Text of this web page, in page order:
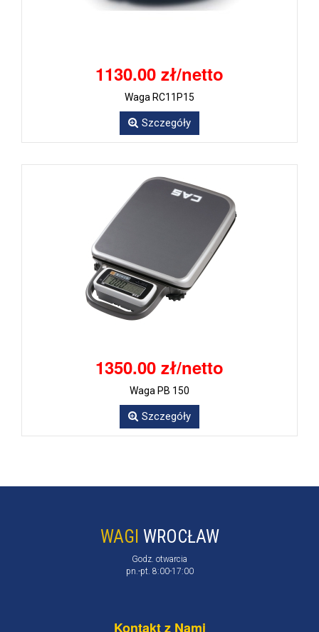
1130.00 zł/netto
Waga RC11P15
Szczegóły
1350.00 zł/netto
Waga PB 150
Szczegóły
WAGI WROCŁAW
Godz. otwarcia
pn.-pt. 8:00-17:00
Kontakt z Nami